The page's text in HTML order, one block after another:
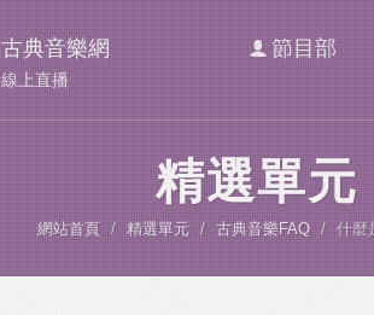
古典音樂網 節目部
線上直播